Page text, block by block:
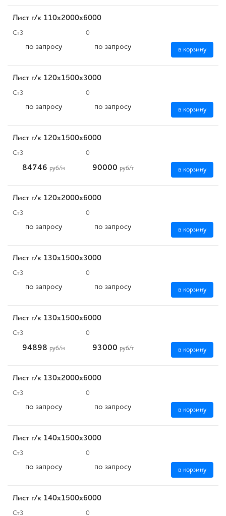
Лист г/к 110х2000х6000
Ст3 0
по запросу по запросу в корзину
Лист г/к 120х1500х3000
Ст3 0
по запросу по запросу в корзину
Лист г/к 120х1500х6000
Ст3 0
84746 руб/м 90000 руб/т в корзину
Лист г/к 120х2000х6000
Ст3 0
по запросу по запросу в корзину
Лист г/к 130х1500х3000
Ст3 0
по запросу по запросу в корзину
Лист г/к 130х1500х6000
Ст3 0
94898 руб/м 93000 руб/т в корзину
Лист г/к 130х2000х6000
Ст3 0
по запросу по запросу в корзину
Лист г/к 140х1500х3000
Ст3 0
по запросу по запросу в корзину
Лист г/к 140х1500х6000
Ст3 0